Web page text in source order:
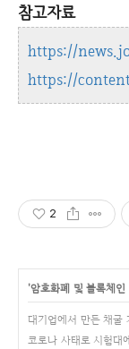
참고자료
https://
https://
2
'암호화폐 및 블록체인
대기업에서 만든 채굴
코로나 사태로 시험대